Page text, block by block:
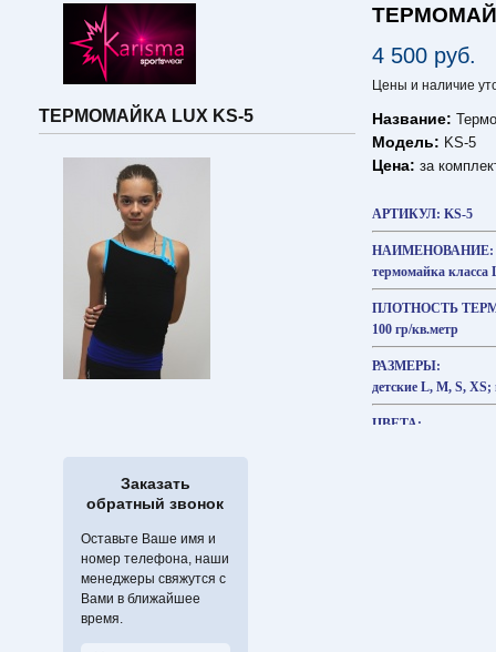
ТЕРМОМАЙКА LUX KS-5
Заказать
обратный звонок
Оставьте Ваше имя и
номер телефона, наши
менеджеры свяжутся с
Вами в ближайшее
время.
4 500 руб.
Цены и наличие
Название:
Модель: KS-5
Цена:за
АРТИКУЛ: KS-5
НАИМЕНОВАНИЕ:
термомайка класса
ПЛОТНОСТЬ
100 гр/кв.метр
РАЗМЕРЫ:
детские L, M, S,
ЦВЕТА: